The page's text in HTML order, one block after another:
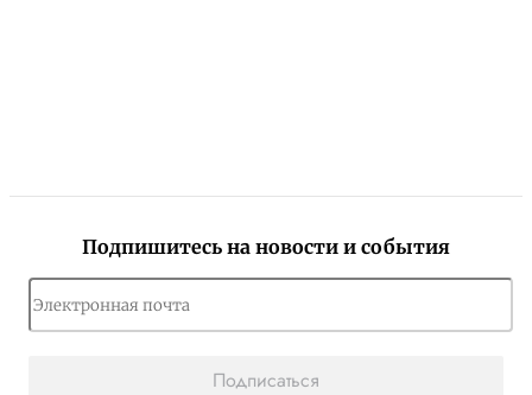
Подпишитесь на новости и события
Подписаться